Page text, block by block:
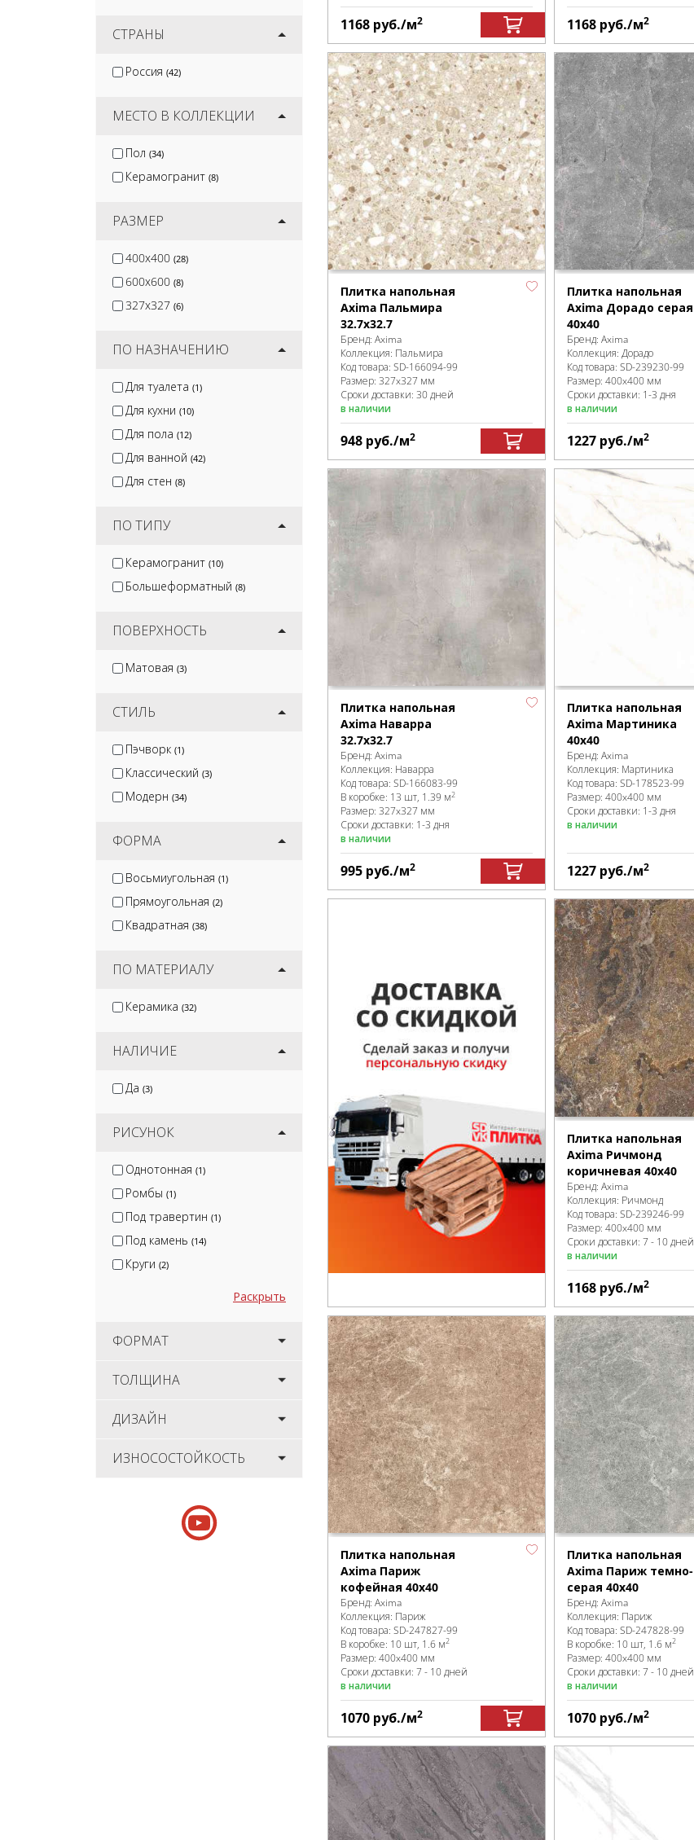
Gracia Ceramica
Lb-Ceramics
СТРАНЫ
Россия (42)
МЕСТО В КОЛЛЕКЦИИ
Пол (34)
Керамогранит (8)
РАЗМЕР
400x400 (28)
600x600 (8)
327x327 (6)
ПО НАЗНАЧЕНИЮ
Для туалета (1)
Для кухни (10)
Для пола (12)
Для ванной (42)
Для стен (8)
ПО ТИПУ
Керамогранит (10)
Большеформатный (8)
ПОВЕРХНОСТЬ
Матовая (3)
СТИЛЬ
Пэчворк (1)
Классический (3)
Модерн (34)
ФОРМА
Восьмиугольная (1)
Прямоугольная (2)
Квадратная (38)
ПО МАТЕРИАЛУ
Керамика (32)
НАЛИЧИЕ
Да (3)
РИСУНОК
Однотонная (1)
Ромбы (1)
Под травертин (1)
Под камень (14)
Круги (2)
Раскрыть
ФОРМАТ
ТОЛЩИНА
ДИЗАЙН
ИЗНОСОСТОЙКОСТЬ
1168 руб./м2 1168 руб./м2
Плитка напольная
Axima Пальмира
32.7x32.7
Бренд: Axima
Коллекция: Пальмира
Код товара: SD-166094-99
Размер: 327x327 мм
Сроки доставки: 30 дней
в наличии
948 руб./м2
Плитка напольная
Axima Дорадо серая
40х40
Бренд:Axima
Коллекция:Дорадо
Код товара:SD-239230-99
Размер:400x400 мм
Сроки доставки: 1-3 дня
в наличии
1227 руб./м2
Плитка напольная
Axima Наварра
32.7х32.7
Бренд: Axima
Коллекция: Наварра
Код товара: SD-166083-99
В коробке: 13 шт, 1.39 м2
Размер: 327x327 мм
Сроки доставки: 1-3 дня
в наличии
995 руб./м2
Плитка напольная
Axima Мартиника
40х40
Бренд:Axima
Коллекция: Мартиника
Код товара:SD-178523-99
Размер:400x400 мм
Сроки доставки: 1-3 дня
в наличии
1227 руб./м2
Плитка напольная
Axima Ричмонд
коричневая 40х40
Бренд:Axima
Коллекция: Ричмонд
Код товара:SD-239246-99
Размер:400x400 мм
Сроки доставки: 7 - 10 дней
в наличии
1168 руб./м2
Плитка напольная
Axima Париж
кофейная 40x40
Бренд: Axima
Коллекция: Париж
Код товара: SD-247827-99
В коробке: 10 шт, 1.6 м2
Размер: 400x400 мм
Сроки доставки: 7 - 10 дней
в наличии
1070 руб./м2
Плитка напольная
Axima Париж темно-
серая 40x40
Бренд:Axima
Коллекция: Париж
Код товара:SD-247828-99
В коробке: 10 шт, 1.6 м2
Размер:400x400 мм
Сроки доставки: 7 - 10 дней
в наличии
1070 руб./м2